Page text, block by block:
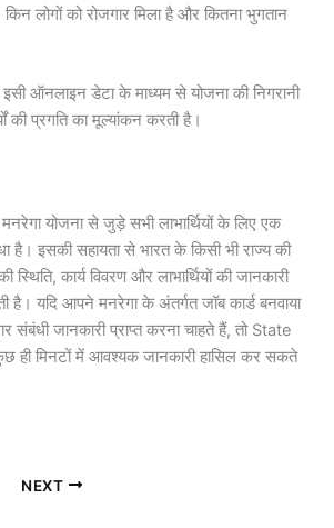
लोगों को रोजगार मिला है और कितना भुगतान
ऑनलाइन डेटा के माध्यम से योजना की निगरानी
की प्रगति का मूल्यांकन करती है।
मनरेगा योजना से जुड़े सभी लाभार्थियों के लिए एक
है। इसकी सहायता से भारत के किसी भी राज्य की
स्थिति, कार्य विवरण और लाभार्थियों की जानकारी
यदि आपने मनरेगा के अंतर्गत जॉब कार्ड बनवाया
संबंधी जानकारी प्राप्त करना चाहते हैं, तो State
ही मिनटों में आवश्यक जानकारी हासिल कर सकते
NEXT